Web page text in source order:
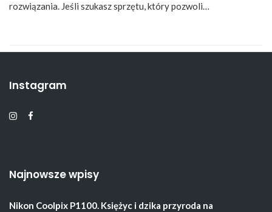
rozwiązania. Jeśli szukasz sprzętu, który pozwoli…
Instagram
Najnowsze wpisy
Nikon Coolpix P1100. Księżyc i dzika przyroda na